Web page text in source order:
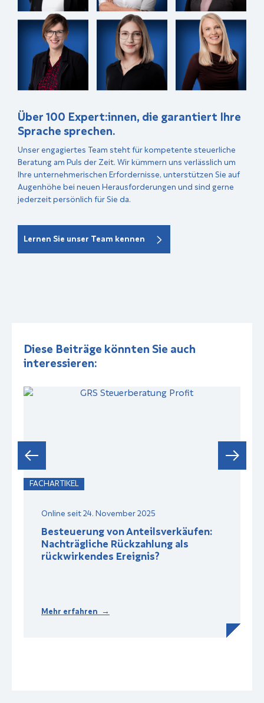
Über 100 Expert:innen, die garantiert Ihre
Sprache sprechen.
Unser engagiertes Team steht für kompetente steuerliche
Beratung am Puls der Zeit. Wir kümmern uns verlässlich um
Ihre unternehmerischen Erfordernisse, unterstützen Sie auf
Augenhöhe bei neuen Herausforderungen und sind gerne
jederzeit persönlich für Sie da.
Lernen Sie unser Team kennen
Diese Beiträge könnten Sie auch
interessieren:
FACHARTIKEL
Online seit 24. November 2025
Besteuerung von Anteilsverkäufen:
Nachträgliche Rückzahlung als
rückwirkendes Ereignis?
Mehr erfahren →